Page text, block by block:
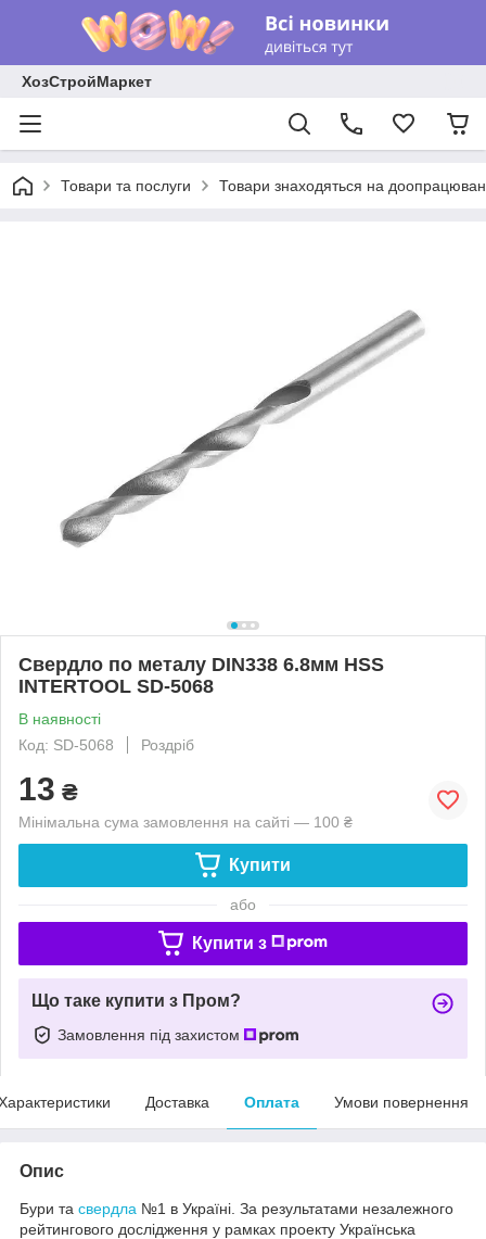
ХозСтройМаркет
Товари та послуги Товари знаходяться на
Свердло по металу DIN338 6.8мм HSS
INTERTOOL SD-5068
В наявності
Код: SD-5068
Роздріб
13 ₴
Мінімальна сума замовлення на сайті — 100 ₴
Купити
або
Купити з
Що таке купити з Пром?
Замовлення під захистом
Доставка Оплата Умови повернення
Опис
Бури та свердла №1 в Україні. За результатами незалежного
рейтингового дослідження у рамках проекту Українська